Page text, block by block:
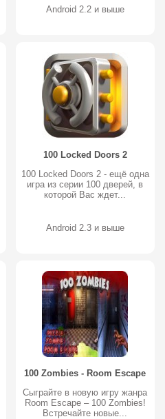
Android 2.2 и выше
100 Locked Doors 2
100 Locked Doors 2 - ещё одна
игра из серии 100 дверей, в
которой Вас ждет...
Android 2.3 и выше
100 Zombies - Room Escape
Сыграйте в новую игру жанра
Room Escape – 100 Zombies!
Встречайте новые...